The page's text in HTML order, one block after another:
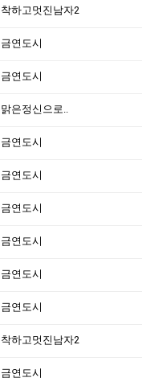
착하고멋진남자2
금연도시
금연도시
맑은정신으로..
금연도시
금연도시
금연도시
금연도시
금연도시
금연도시
착하고멋진남자2
금연도시